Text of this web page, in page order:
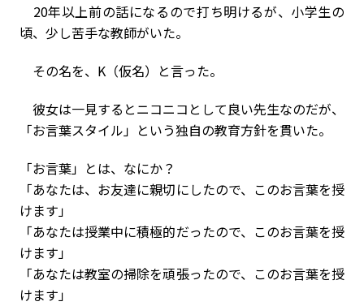
20年以上前の話になるので打ち明けるが、小学生の
頃、少し苦手な教師がいた。
その名を、K（仮名）と言った。
彼女は一見するとニコニコとして良い先生なのだが、
「お言葉スタイル」という独自の教育方針を貫いた。
「お言葉」とは、なにか？
「あなたは、お友達に親切にしたので、このお言葉を授
けます」
「あなたは授業中に積極的だったので、このお言葉を授
けます」
「あなたは教室の掃除を頑張ったので、このお言葉を授
けます」